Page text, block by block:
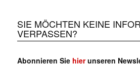
SIE MÖCHTEN KEINE
VERPASSEN?
Abonnieren Sie hierunseren